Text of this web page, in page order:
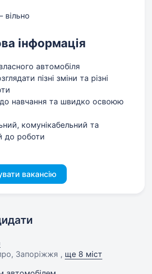
вільно
інформація
автомобіля
пізні зміни та різні
до навчання та швидко освоюю
комунікабельний та
до роботи
вакансію
Запоріжжя , ще 8 міст